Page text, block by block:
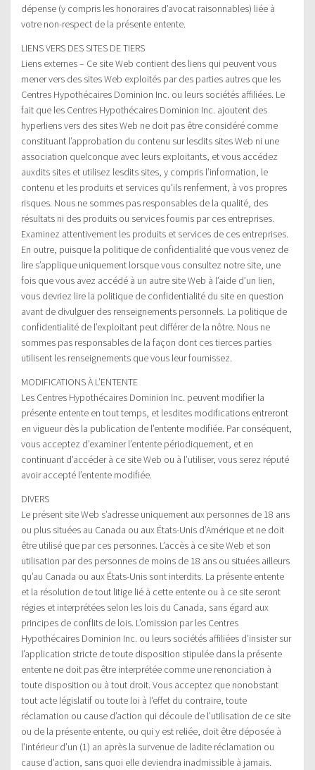
dépense (y compris les honoraires d’avocat raisonnables) liée à
votre non-respect de la présente entente.
LIENS VERS DES SITES DE TIERS
Liens externes – Ce site Web contient des liens qui peuvent vous
mener vers des sites Web exploités par des parties autres que les
Centres Hypothécaires Dominion Inc. ou leurs sociétés affiliées. Le
fait que les Centres Hypothécaires Dominion Inc. ajoutent des
hyperliens vers des sites Web ne doit pas être considéré comme
constituant l’approbation du contenu sur lesdits sites Web ni une
association quelconque avec leurs exploitants, et vous accédez
auxdits sites et utilisez lesdits sites, y compris l’information, le
contenu et les produits et services qu’ils renferment, à vos propres
risques. Nous ne sommes pas responsables de la qualité, des
résultats ni des produits ou services fournis par ces entreprises.
Examinez attentivement les produits et services de ces entreprises.
En outre, puisque la politique de confidentialité que vous venez de
lire s’applique uniquement lorsque vous consultez notre site, une
fois que vous avez accédé à un autre site Web à l’aide d’un lien,
vous devriez lire la politique de confidentialité du site en question
avant de divulguer des renseignements personnels. La politique de
confidentialité de l’exploitant peut différer de la nôtre. Nous ne
sommes pas responsables de la façon dont ces tierces parties
utilisent les renseignements que vous leur fournissez.
MODIFICATIONS À L’ENTENTE
Les Centres Hypothécaires Dominion Inc. peuvent modifier la
présente entente en tout temps, et lesdites modifications entreront
en vigueur dès la publication de l’entente modifiée. Par conséquent,
vous acceptez d’examiner l’entente périodiquement, et en
continuant d’accéder à ce site Web ou à l’utiliser, vous serez réputé
avoir accepté l’entente modifiée.
DIVERS
Le présent site Web s’adresse uniquement aux personnes de 18 ans
ou plus situées au Canada ou aux États-Unis d’Amérique et ne doit
être utilisé que par ces personnes. L’accès à ce site Web et son
utilisation par des personnes de moins de 18 ans ou situées ailleurs
qu’au Canada ou aux États-Unis sont interdits. La présente entente
et la résolution de tout litige lié à cette entente ou à ce site seront
régies et interprétées selon les lois du Canada, sans égard aux
principes de conflits de lois. L’omission par les Centres
Hypothécaires Dominion Inc. ou leurs sociétés affiliées d’insister sur
l’application stricte de toute disposition stipulée dans la présente
entente ne doit pas être interprétée comme une renonciation à
toute disposition ou à tout droit. Vous acceptez que nonobstant
tout acte législatif ou toute loi à l’effet du contraire, toute
réclamation ou cause d’action qui découle de l’utilisation de ce site
ou de la présente entente, ou qui y est reliée, doit être déposée à
l’intérieur d’un (1) an après la survenue de ladite réclamation ou
cause d’action, sans quoi elle deviendra inadmissible à jamais.